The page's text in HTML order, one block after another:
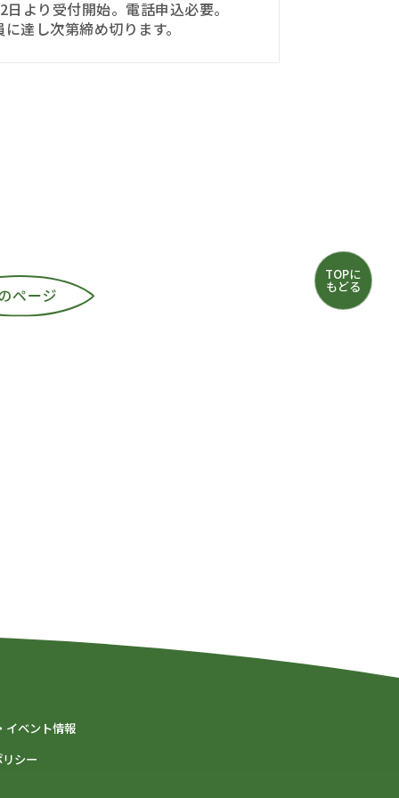
日より受付開始。電話申込必要。
に達し次第締め切ります。
イベント情報
シー
TOPに
もどる